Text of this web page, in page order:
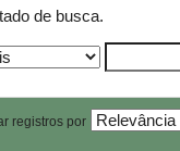
de busca.
registros por